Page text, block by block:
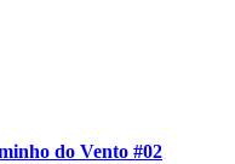
do Vento #02